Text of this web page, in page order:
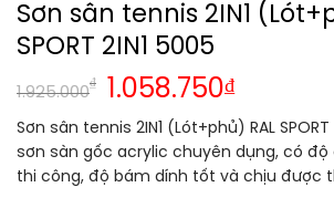
Sơn sân tennis 2IN1
SPORT 2IN1 5005
1.925.000
₫ 1.058.750₫
Sơn sân tennis 2IN1 (Lót+phủ) RAL SPORT
sơn sàn gốc acrylic chuyên dụng, có độ
thi công, độ bám dính tốt và chịu được